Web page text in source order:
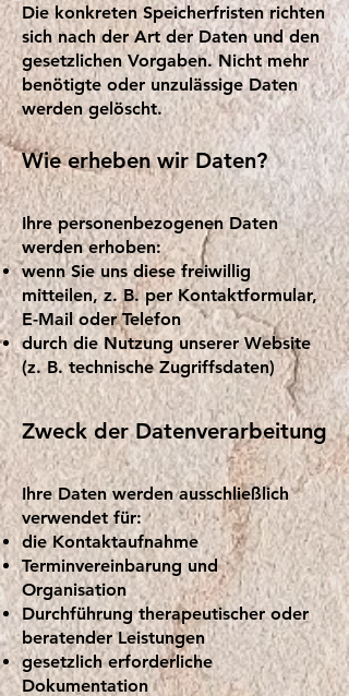
Die konkreten Speicherfristen richten
sich nach der Art der Daten und den
gesetzlichen Vorgaben. Nicht mehr
benötigte oder unzulässige Daten
werden gelöscht.
Wie erheben wir Daten?
Ihre personenbezogenen Daten
werden erhoben:
wenn Sie uns diese freiwillig
mitteilen, z. B. per Kontaktformular,
E-Mail oder Telefon
durch die Nutzung unserer Website
(z. B. technische Zugriffsdaten)
Zweck der Datenverarbeitung
Ihre Daten werden ausschließlich
verwendet für:
die Kontaktaufnahme
Terminvereinbarung und
Organisation
Durchführung therapeutischer oder
beratender Leistungen
gesetzlich erforderliche
Dokumentation